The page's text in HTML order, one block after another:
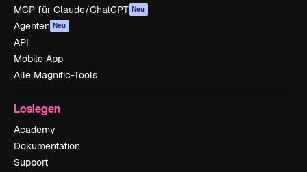
MCP für Claude/ChatGPT Neu
Agenten Neu
API
Mobile App
Alle Magnific-Tools
Loslegen
Academy
Dokumentation
Support